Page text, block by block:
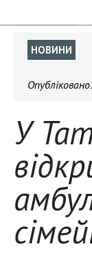
НОВИНИ
У